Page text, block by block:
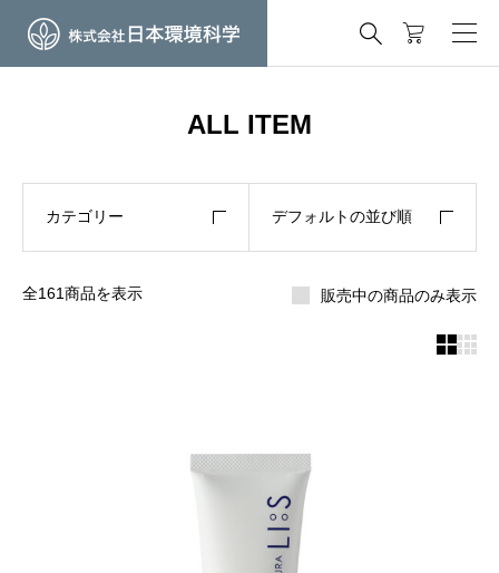

ALL ITEM
全161商品を表示
カテゴリー デフォルトの並び順
販売中の商品のみ表示
